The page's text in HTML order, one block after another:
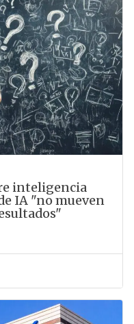
inteligencia
IA "no mueven